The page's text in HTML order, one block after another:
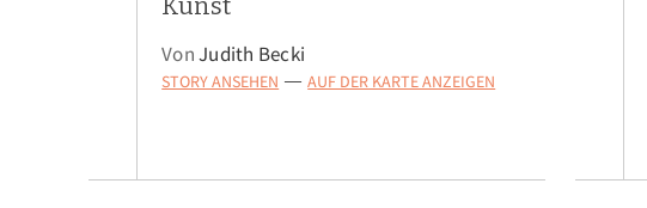
Kunst
VonJudith Becki
STORY ANSEHEN — AUF DER KARTE ANZEIGEN